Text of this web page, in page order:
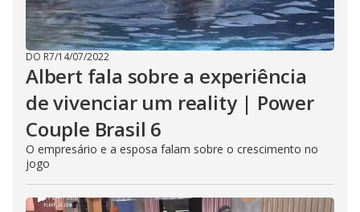
DO R7/14/07/2022
Albert fala sobre a experiência
de vivenciar um reality | Power
Couple Brasil 6
O empresário e a esposa falam sobre o crescimento no
jogo